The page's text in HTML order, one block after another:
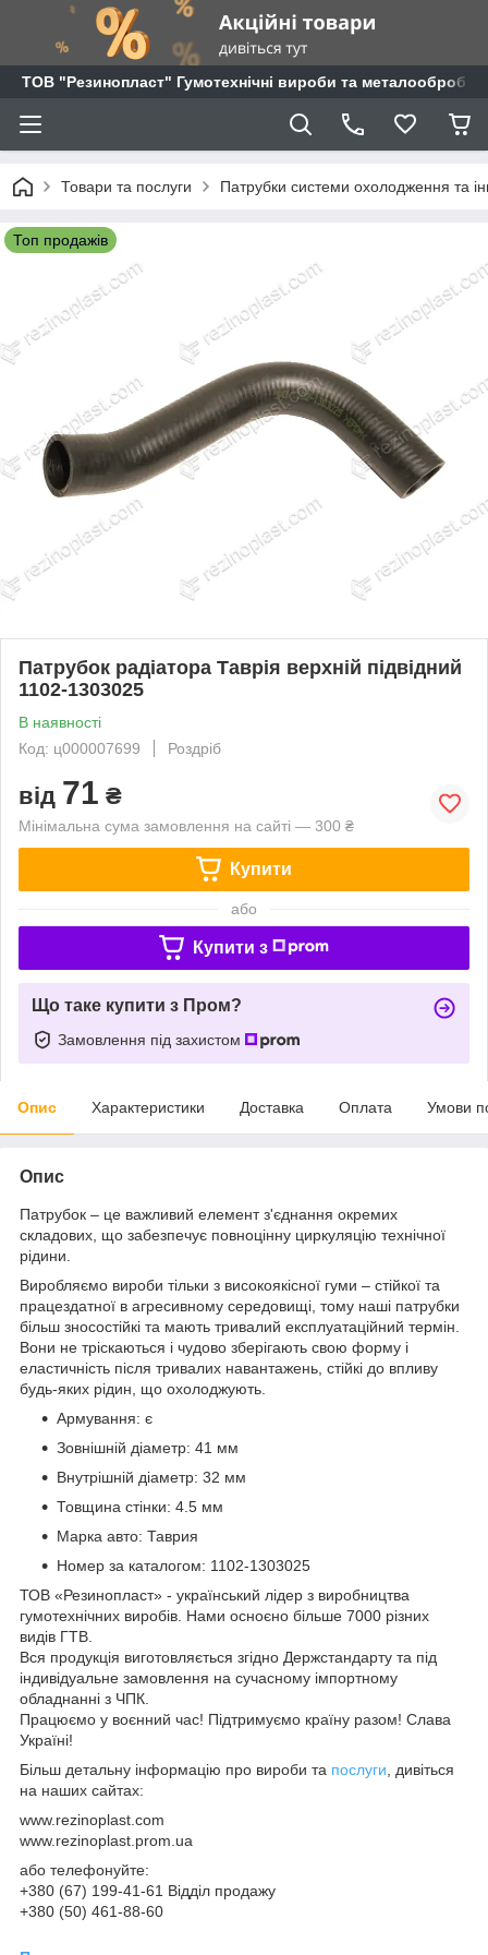
ТОВ "Резинопласт" Гумотехнічні вироби та металообробка
Товари та послуги Патрубки системи охолодження та
Топ продажів
Патрубок радіатора Таврія верхній підвідний
1102-1303025
В наявності
Код: ц000007699
Роздріб
від 71 ₴
Мінімальна сума замовлення на сайті — 300 ₴
Купити
або
Купити з
Що таке купити з Пром?
Замовлення під захистом
Опис Характеристики Доставка Оплата Умови
Опис
Патрубок – це важливий елемент з'єднання окремих
складових, що забезпечує повноцінну циркуляцію технічної
рідини.
Виробляємо вироби тільки з високоякісної гуми – стійкої та
працездатної в агресивному середовищі, тому наші патрубки
більш зносостійкі та мають тривалий експлуатаційний термін.
Вони не тріскаються і чудово зберігають свою форму і
еластичність після тривалих навантажень, стійкі до впливу
будь-яких рідин, що охолоджують.
Армування: є
Зовнішній діаметр: 41 мм
Внутрішній діаметр: 32 мм
Товщина стінки: 4.5 мм
Марка авто: Таврия
Номер за каталогом: 1102-1303025
ТОВ «Резинопласт» - український лідер з виробництва
гумотехнічних виробів. Нами осноєно більше 7000 різних
видів ГТВ.
Вся продукція виготовляється згідно Держстандарту та під
індивідуальне замовлення на сучасному імпортному
обладнанні з ЧПК.
Працюємо у воєнний час! Підтримуємо країну разом! Слава
Україні!
Більш детальну інформацію про вироби та послуги , дивіться
на наших сайтах:
www.rezinoplast.com
www.rezinoplast.prom.ua
або телефонуйте:
+380 (67) 199-41-61 Відділ продажу
+380 (50) 461-88-60